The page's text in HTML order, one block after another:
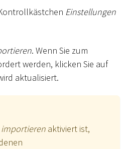
Einstellungen
. Wenn Sie zum
werden, klicken Sie auf
aktualisiert.
aktiviert ist,